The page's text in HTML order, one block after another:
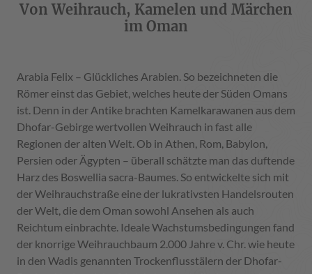
Von Weihrauch, Kamelen und Märchen
im Oman
Arabia Felix – Glückliches Arabien. So bezeichneten die
Römer einst das Gebiet, welches heute der Süden Omans
ist. Denn in der Antike brachten Kamelkarawanen aus dem
Dhofar-Gebirge wertvollen Weihrauch in fast alle
Regionen der alten Welt. Ob in Athen, Rom, Babylon,
Persien oder Ägypten – überall schätzte man das duftende
Harz des Boswellia sacra-Baumes. So entwickelte sich mit
der Weihrauchstraße eine der lukrativsten Handelsrouten
der Welt, die dem Oman sowohl Ansehen als auch
Reichtum einbrachte. Ideale Wachstumsbedingungen fand
der knorrige Weihrauchbaum 2.000 Jahre v. Chr. wie heute
in den Wadis genannten Trockenflusstälern der Dhofar-